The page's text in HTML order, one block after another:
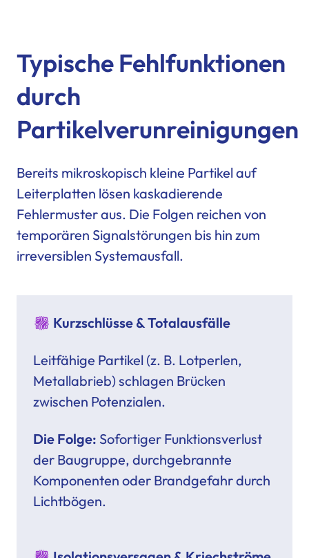
Typische Fehlfunktionen
durch
Partikelverunreinigungen
Bereits mikroskopisch kleine Partikel auf
Leiterplatten lösen kaskadierende
Fehlermuster aus. Die Folgen reichen von
temporären Signalstörungen bis hin zum
irreversiblen Systemausfall.
Kurzschlüsse & Totalausfälle
Leitfähige Partikel (z. B. Lotperlen,
Metallabrieb) schlagen Brücken
zwischen Potenzialen.
Die Folge: Sofortiger Funktionsverlust
der Baugruppe, durchgebrannte
Komponenten oder Brandgefahr durch
Lichtbögen.